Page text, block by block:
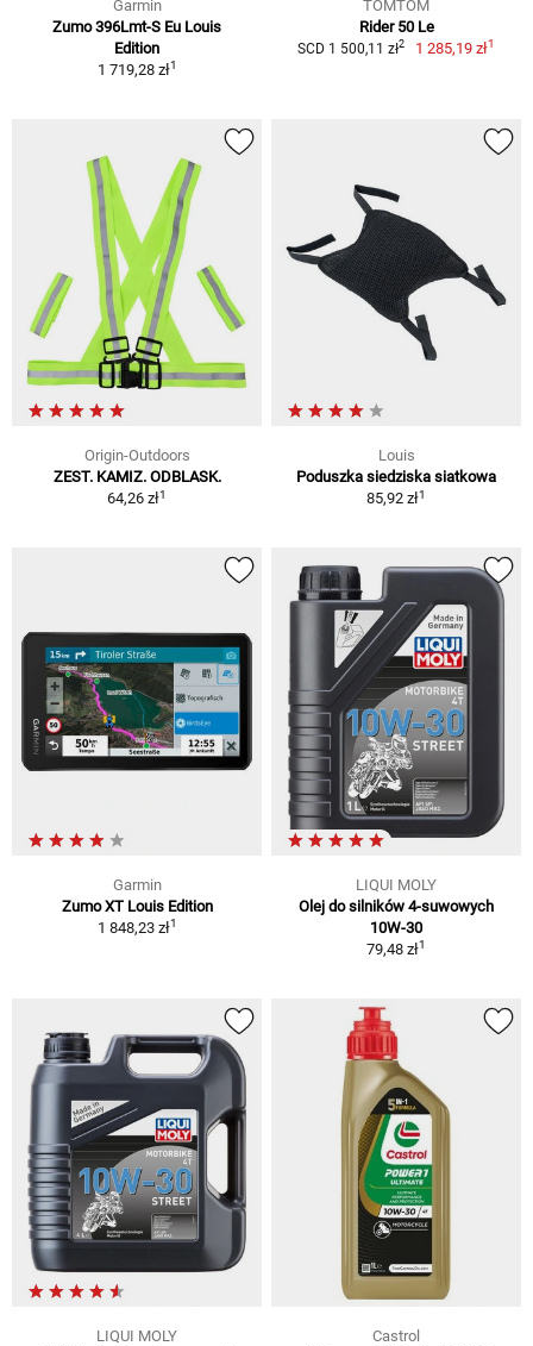
Garmin
Zumo 396Lmt-S Eu Louis
Edition
1 719,28 zł1
TOMTOM
Rider 50 Le
SCD 1 500,11 zł2 1 285,19 zł1
Origin-Outdoors
ZEST. KAMIZ. ODBLASK.
64,26 zł1
Louis
Poduszka siedziska siatkowa
85,92 zł1
Garmin
Zumo XT Louis Edition
1 848,23 zł1
LIQUI MOLY
Olej do silników 4-suwowych
10W-30
79,48 zł1
LIQUI MOLY
Castrol